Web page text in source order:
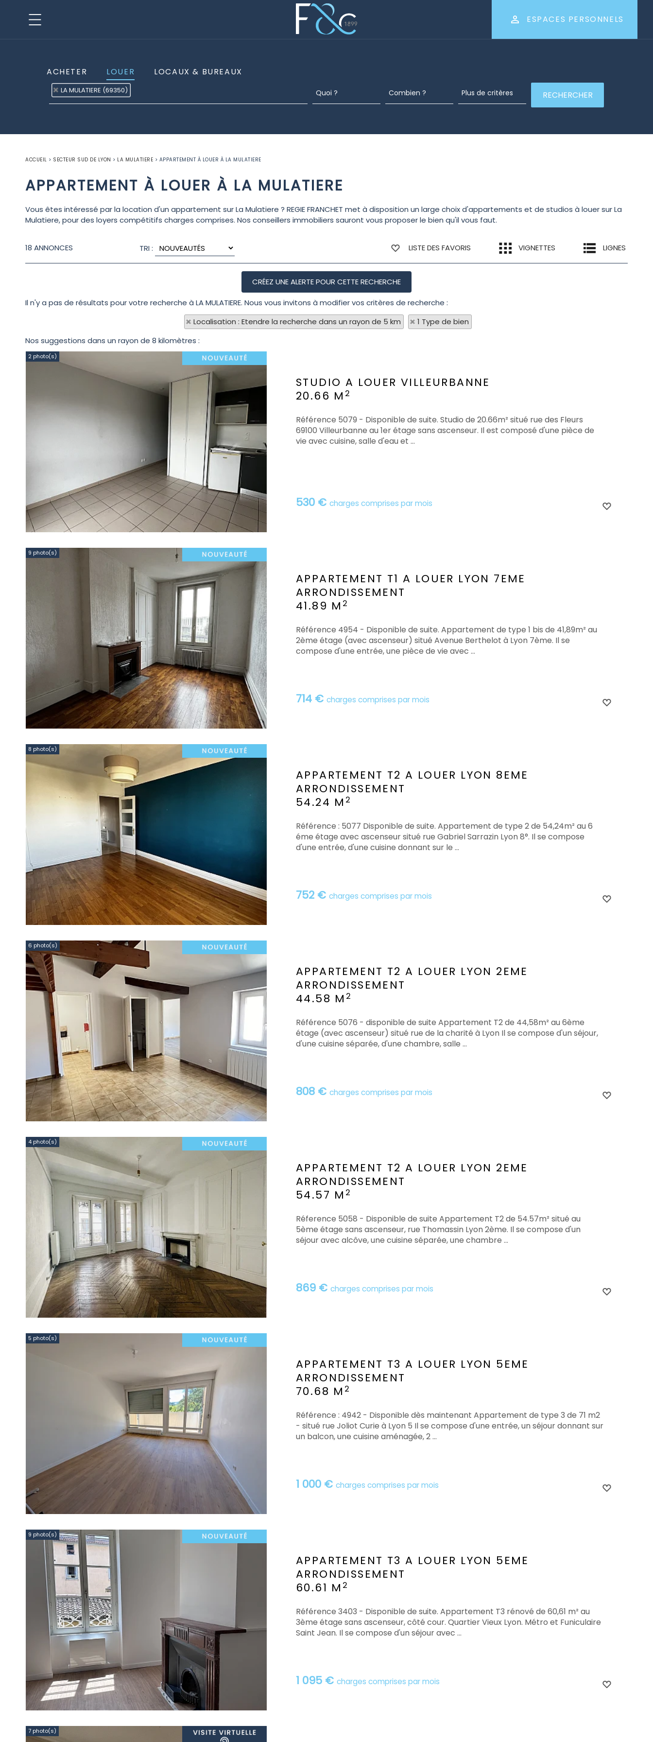
ESPACES PERSONNELS
ACHETER LOUER LOCAUX & BUREAUX
LA MULATIERE (69350)
ACCUEIL > SECTEUR SUD DE LYON > LA MULATIERE > APPARTEMENT À LOUER À LA MULATIERE
APPARTEMENT À LOUER À LA MULATIERE
Vous êtes intéressé par la location d'un appartement sur La Mulatiere ? REGIE FRANCHET met à disposition un large choix d'appartements et de studios à louer sur La
Mulatiere, pour des loyers compétitifs charges comprises. Nos conseillers immobiliers sauront vous proposer le bien qu'il vous faut.
18 ANNONCES TRI : LISTE DES FAVORIS VIGNETTES LIGNES
Il n'y a pas de résultats pour votre recherche à LA MULATIERE. Nous vous invitons à modifier vos critères de recherche :
Localisation : Etendre la recherche dans un rayon de 5 km
1 Type de bien
Nos suggestions dans un rayon de 8 kilomètres :
2 photo(s)
STUDIO A LOUER VILLEURBANNE
20.66 M 2
530 € charges comprises par mois
Référence 5079 - Disponible de suite. Studio de 20.66m² situé rue des Fleurs
69100 Villeurbanne au 1er étage sans ascenseur. Il est composé d'une pièce de
vie avec cuisine, salle d'eau et ...
9 photo(s)
APPARTEMENT T1 A LOUER LYON 7EME
ARRONDISSEMENT
41.89 M 2
714 € charges comprises par mois
Référence 4954 - Disponible de suite. Appartement de type 1 bis de 41,89m² au
2ème étage (avec ascenseur) situé Avenue Berthelot à Lyon 7ème. Il se
compose d'une entrée, une pièce de vie avec ...
8 photo(s)
APPARTEMENT T2 A LOUER LYON 8EME
ARRONDISSEMENT
54.24 M 2
752 € charges comprises par mois
Référence : 5077 Disponible de suite. Appartement de type 2 de 54,24m² au 6
éme étage avec ascenseur situé rue Gabriel Sarrazin Lyon 8°. Il se compose
d'une entrée, d'une cuisine donnant sur le ...
6 photo(s)
APPARTEMENT T2 A LOUER LYON 2EME
ARRONDISSEMENT
44.58 M 2
808 € charges comprises par mois
Référence 5076 - disponible de suite Appartement T2 de 44,58m² au 6ème
étage (avec ascenseur) situé rue de la charité à Lyon Il se compose d'un séjour,
d'une cuisine séparée, d'une chambre, salle ...
4 photo(s)
APPARTEMENT T2 A LOUER LYON 2EME
ARRONDISSEMENT
54.57 M 2
869 € charges comprises par mois
Réference 5058 - Disponible de suite Appartement T2 de 54.57m² situé au
5ème étage sans ascenseur, rue Thomassin Lyon 2ème. Il se compose d'un
séjour avec alcôve, une cuisine séparée, une chambre ...
5 photo(s)
APPARTEMENT T3 A LOUER LYON 5EME
ARRONDISSEMENT
70.68 M 2
1 000 € charges comprises par mois
Référence : 4942 - Disponible dès maintenant Appartement de type 3 de 71 m2
- situé rue Joliot Curie à Lyon 5 Il se compose d'une entrée, un séjour donnant sur
un balcon, une cuisine aménagée, 2 ...
9 photo(s)
APPARTEMENT T3 A LOUER LYON 5EME
ARRONDISSEMENT
60.61 M 2
1 095 € charges comprises par mois
Référence 3403 - Disponible de suite. Appartement T3 rénové de 60,61 m² au
3ème étage sans ascenseur, côté cour. Quartier Vieux Lyon. Métro et Funiculaire
Saint Jean. Il se compose d'un séjour avec ...
7 photo(s)